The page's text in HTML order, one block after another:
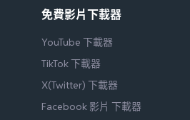
免費影片下載器
YouTube 下載器
TikTok 下載器
X(Twitter) 下載器
Facebook 影片 下載器